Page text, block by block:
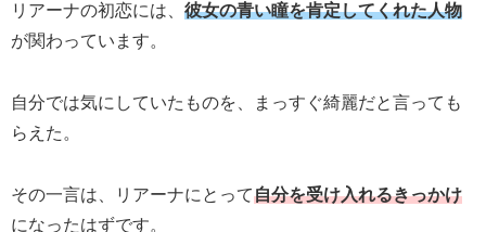
リアーナの初恋には、 彼女の青い瞳を肯定してくれた人物
が関わっています。
自分では気にしていたものを、まっすぐ綺麗だと言っても
らえた。
その一言は、リアーナにとって自分を受け入れるきっかけ
になったはずです。